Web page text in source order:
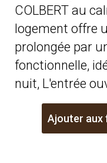
COLBERT au
logement offre
prolongée par
fonctionnelle,
nuit, L'entrée
Ajouter aux